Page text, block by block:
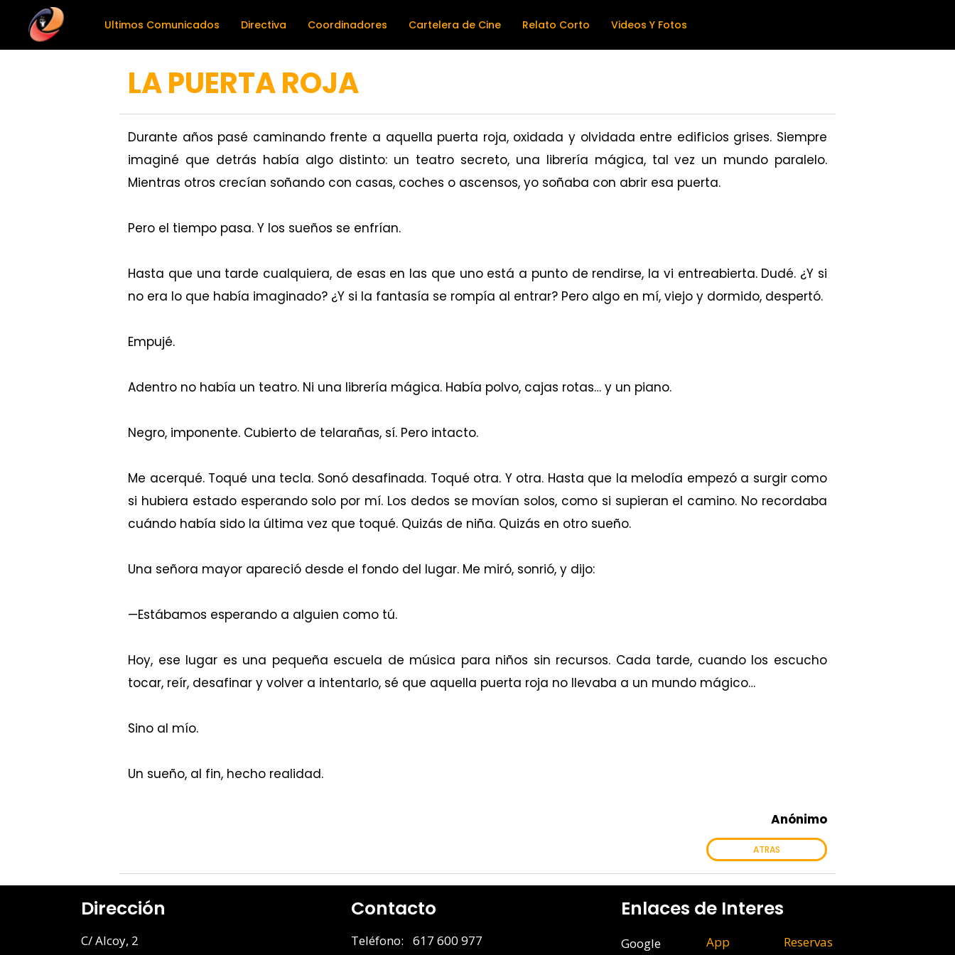
Ultimos Comunicados Directiva Coordinadores Cartelera de Cine Relato Corto Videos Y Fotos
LA PUERTA ROJA
Durante años pasé caminando frente a aquella puerta roja, oxidada y olvidada entre edificios grises. Siempre
imaginé que detrás había algo distinto: un teatro secreto, una librería mágica, tal vez un mundo paralelo.
Mientras otros crecían soñando con casas, coches o ascensos, yo soñaba con abrir esa puerta.
Pero el tiempo pasa. Y los sueños se enfrían.
Hasta que una tarde cualquiera, de esas en las que uno está a punto de rendirse, la vi entreabierta. Dudé. ¿Y si
no era lo que había imaginado? ¿Y si la fantasía se rompía al entrar? Pero algo en mí, viejo y dormido, despertó.
Empujé.
Adentro no había un teatro. Ni una librería mágica. Había polvo, cajas rotas… y un piano.
Negro, imponente. Cubierto de telarañas, sí. Pero intacto.
Me acerqué. Toqué una tecla. Sonó desafinada. Toqué otra. Y otra. Hasta que la melodía empezó a surgir como
si hubiera estado esperando solo por mí. Los dedos se movían solos, como si supieran el camino. No recordaba
cuándo había sido la última vez que toqué. Quizás de niña. Quizás en otro sueño.
Una señora mayor apareció desde el fondo del lugar. Me miró, sonrió, y dijo:
—Estábamos esperando a alguien como tú.
Hoy, ese lugar es una pequeña escuela de música para niños sin recursos. Cada tarde, cuando los escucho
tocar, reír, desafinar y volver a intentarlo, sé que aquella puerta roja no llevaba a un mundo mágico…
Sino al mío.
Un sueño, al fin, hecho realidad.
Anónimo
ATRAS
Dirección
C/ Alcoy, 2
Contacto
Teléfono: 617 600 977
Enlaces de Interes
Google
App Reservas